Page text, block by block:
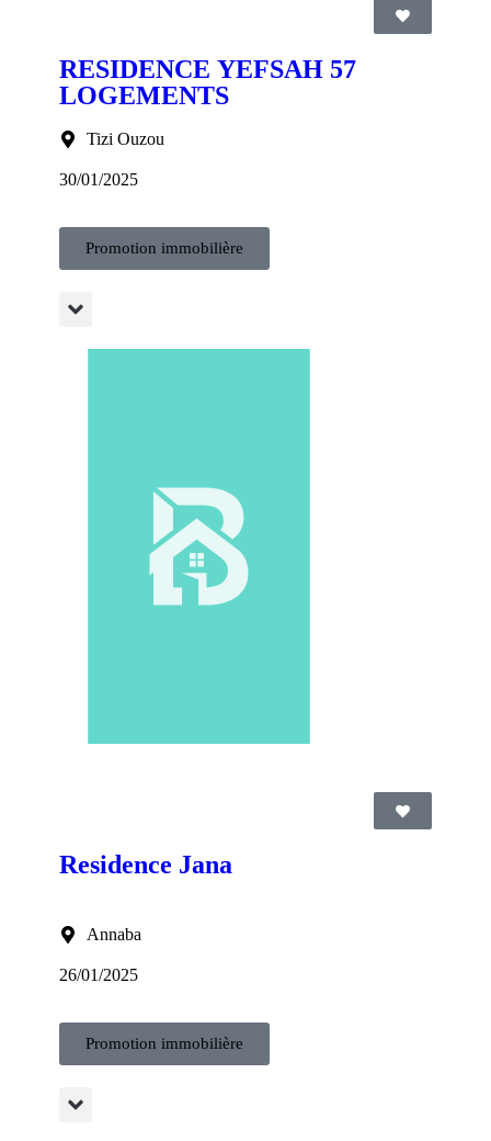
RESIDENCE YEFSAH 57
LOGEMENTS
Tizi Ouzou
30/01/2025
Promotion immobilière
Residence Jana
Annaba
26/01/2025
Promotion immobilière